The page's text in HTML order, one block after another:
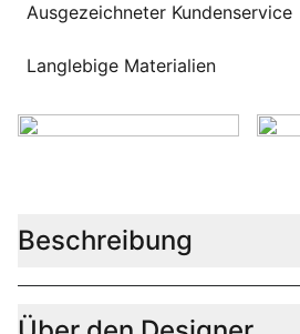
Ausgezeichneter Kundenservice
Langlebige Materialien
Beschreibung